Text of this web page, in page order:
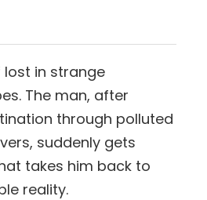
lost in strange
The man, after
through polluted
suddenly gets
takes him back to
reality.